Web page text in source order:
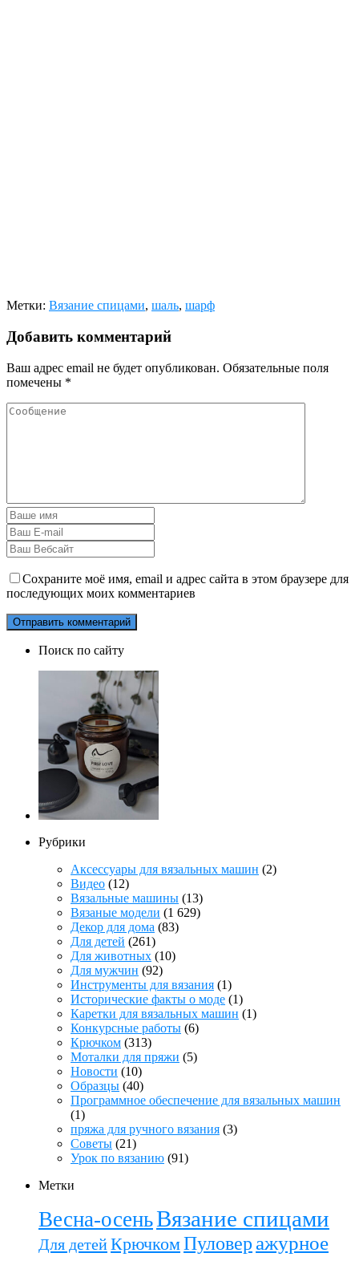
Метки: Вязание спицами, шаль, шарф
Добавить комментарий
Ваш адрес email не будет опубликован. Обязательные поля
помечены *
Сохраните моё имя, email и адрес сайта в этом браузере для
последующих моих комментариев
Поиск по сайту
Рубрики
Аксессуары для вязальных машин (2)
Видео (12)
Вязальные машины (13)
Вязаные модели (1 629)
Декор для дома (83)
Для детей (261)
Для животных (10)
Для мужчин (92)
Инструменты для вязания (1)
Исторические факты о моде (1)
Каретки для вязальных машин (1)
Конкурсные работы (6)
Крючком (313)
Моталки для пряжи (5)
Новости (10)
Образцы (40)
Программное обеспечение для вязальных машин
(1)
пряжа для ручного вязания (3)
Советы (21)
Урок по вязанию (91)
Метки
Весна-осеньВязание спицами
Для детейКрючкомПуловер ажурное